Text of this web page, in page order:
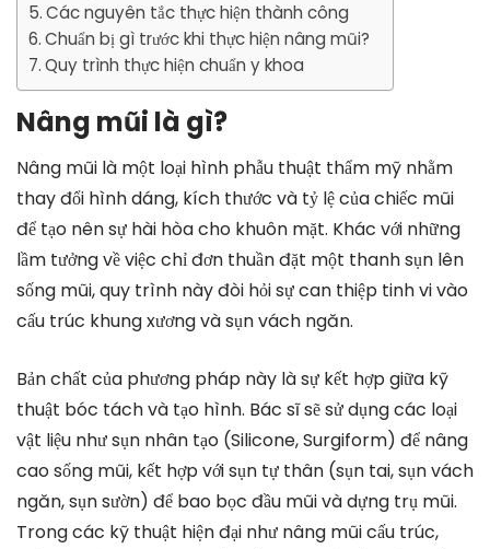
Các nguyên tắc thực hiện thành công
Chuẩn bị gì trước khi thực hiện nâng mũi?
Quy trình thực hiện chuẩn y khoa
Nâng mũi là gì?
Nâng mũi là một loại hình phẫu thuật thẩm mỹ nhằm
thay đổi hình dáng, kích thước và tỷ lệ của chiếc mũi
để tạo nên sự hài hòa cho khuôn mặt. Khác với những
lầm tưởng về việc chỉ đơn thuần đặt một thanh sụn lên
sống mũi, quy trình này đòi hỏi sự can thiệp tinh vi vào
cấu trúc khung xương và sụn vách ngăn.
Bản chất của phương pháp này là sự kết hợp giữa kỹ
thuật bóc tách và tạo hình. Bác sĩ sẽ sử dụng các loại
vật liệu như sụn nhân tạo (Silicone, Surgiform) để nâng
cao sống mũi, kết hợp với sụn tự thân (sụn tai, sụn vách
ngăn, sụn sườn) để bao bọc đầu mũi và dựng trụ mũi.
Trong các kỹ thuật hiện đại như nâng mũi cấu trúc,